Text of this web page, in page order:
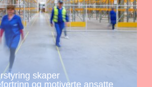
skaper
og motiverte ansatte